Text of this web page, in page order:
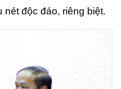
độc đáo, riêng biệt.